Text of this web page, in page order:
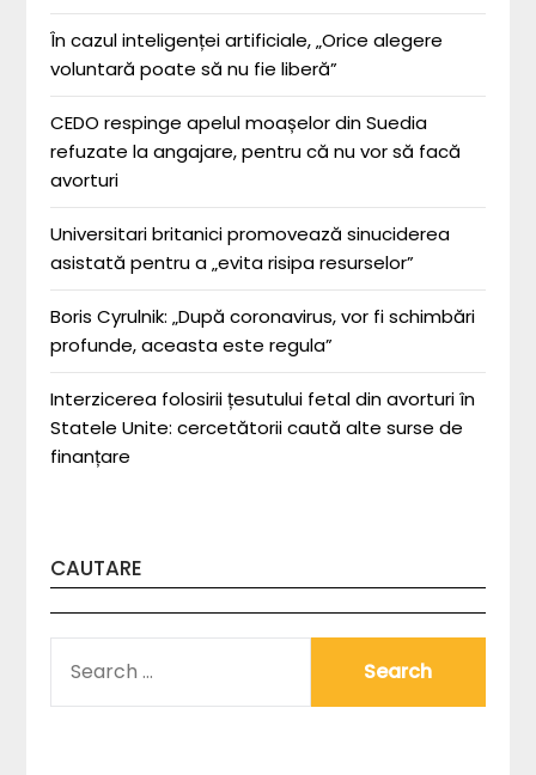
În cazul inteligenței artificiale, „Orice alegere
voluntară poate să nu fie liberă”
CEDO respinge apelul moașelor din Suedia
refuzate la angajare, pentru că nu vor să facă
avorturi
Universitari britanici promovează sinuciderea
asistată pentru a „evita risipa resurselor”
Boris Cyrulnik: „După coronavirus, vor fi schimbări
profunde, aceasta este regula”
Interzicerea folosirii țesutului fetal din avorturi în
Statele Unite: cercetătorii caută alte surse de
finanțare
CAUTARE
FOR: